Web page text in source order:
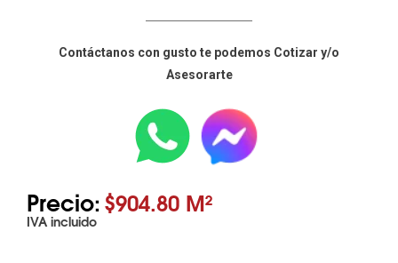
Contáctanos con gusto te podemos Cotizar y/o
Asesorarte
Precio:$904.80 M²
IVA incluido